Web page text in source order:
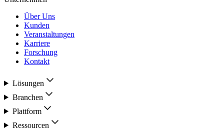
Über Uns
Kunden
Veranstaltungen
Karriere
Forschung
Kontakt
Lösungen
Branchen
Plattform
Ressourcen